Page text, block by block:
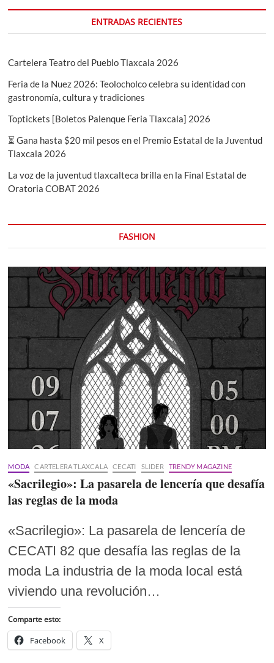
2025
ENTRADAS RECIENTES
Cartelera Teatro del Pueblo Tlaxcala 2026
Feria de la Nuez 2026: Teolocholco celebra su identidad con
gastronomía, cultura y tradiciones
Toptickets [Boletos Palenque Feria Tlaxcala] 2026
⏳ Gana hasta $20 mil pesos en el Premio Estatal de la Juventud
Tlaxcala 2026
La voz de la juventud tlaxcalteca brilla en la Final Estatal de
Oratoria COBAT 2026
FASHION
MODA CARTELERA TLAXCALA CECATI SLIDER TRENDY MAGAZINE
«Sacrilegio»: La pasarela de lencería que desafía
las reglas de la moda
«Sacrilegio»: La pasarela de lencería de
CECATI 82 que desafía las reglas de la
moda La industria de la moda local está
viviendo una revolución…
Comparte esto:
Facebook X